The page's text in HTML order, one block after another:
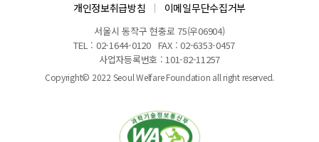
개인정보취급방침 이메일무단수집거부
서울시 동작구 현충로 75(우06904)
TEL : 02-1644-0120 FAX : 02-6353-0457
사업자등록번호 : 101-82-11257
Copyright© 2022 Seoul Welfare Foundation all right reserved.